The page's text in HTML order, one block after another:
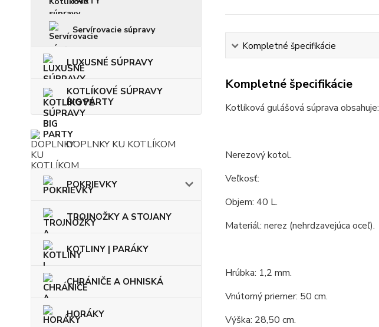
Servírovacie súpravy
LUXUSNÉ SÚPRAVY
KOTLÍKOVÉ SÚPRAVY
BIG PARTY
DOPLNKY KU KOTLÍKOM
POKRIEVKY
TROJNOŽKY A STOJANY
KOTLINY | PARÁKY
CHRÁNIČE A OHNISKÁ
HORÁKY
Kompletné špecifikácie
Kompletné špecifikácie
Kotlíková gulášová súprava obsahuje:
Nerezový kotol.
Veľkosť:
Objem: 40 L.
Materiál: nerez (nehrdzavejúca oceľ).
Hrúbka: 1,2 mm.
Vnútorný priemer: 50 cm.
Výška: 28,50 cm.